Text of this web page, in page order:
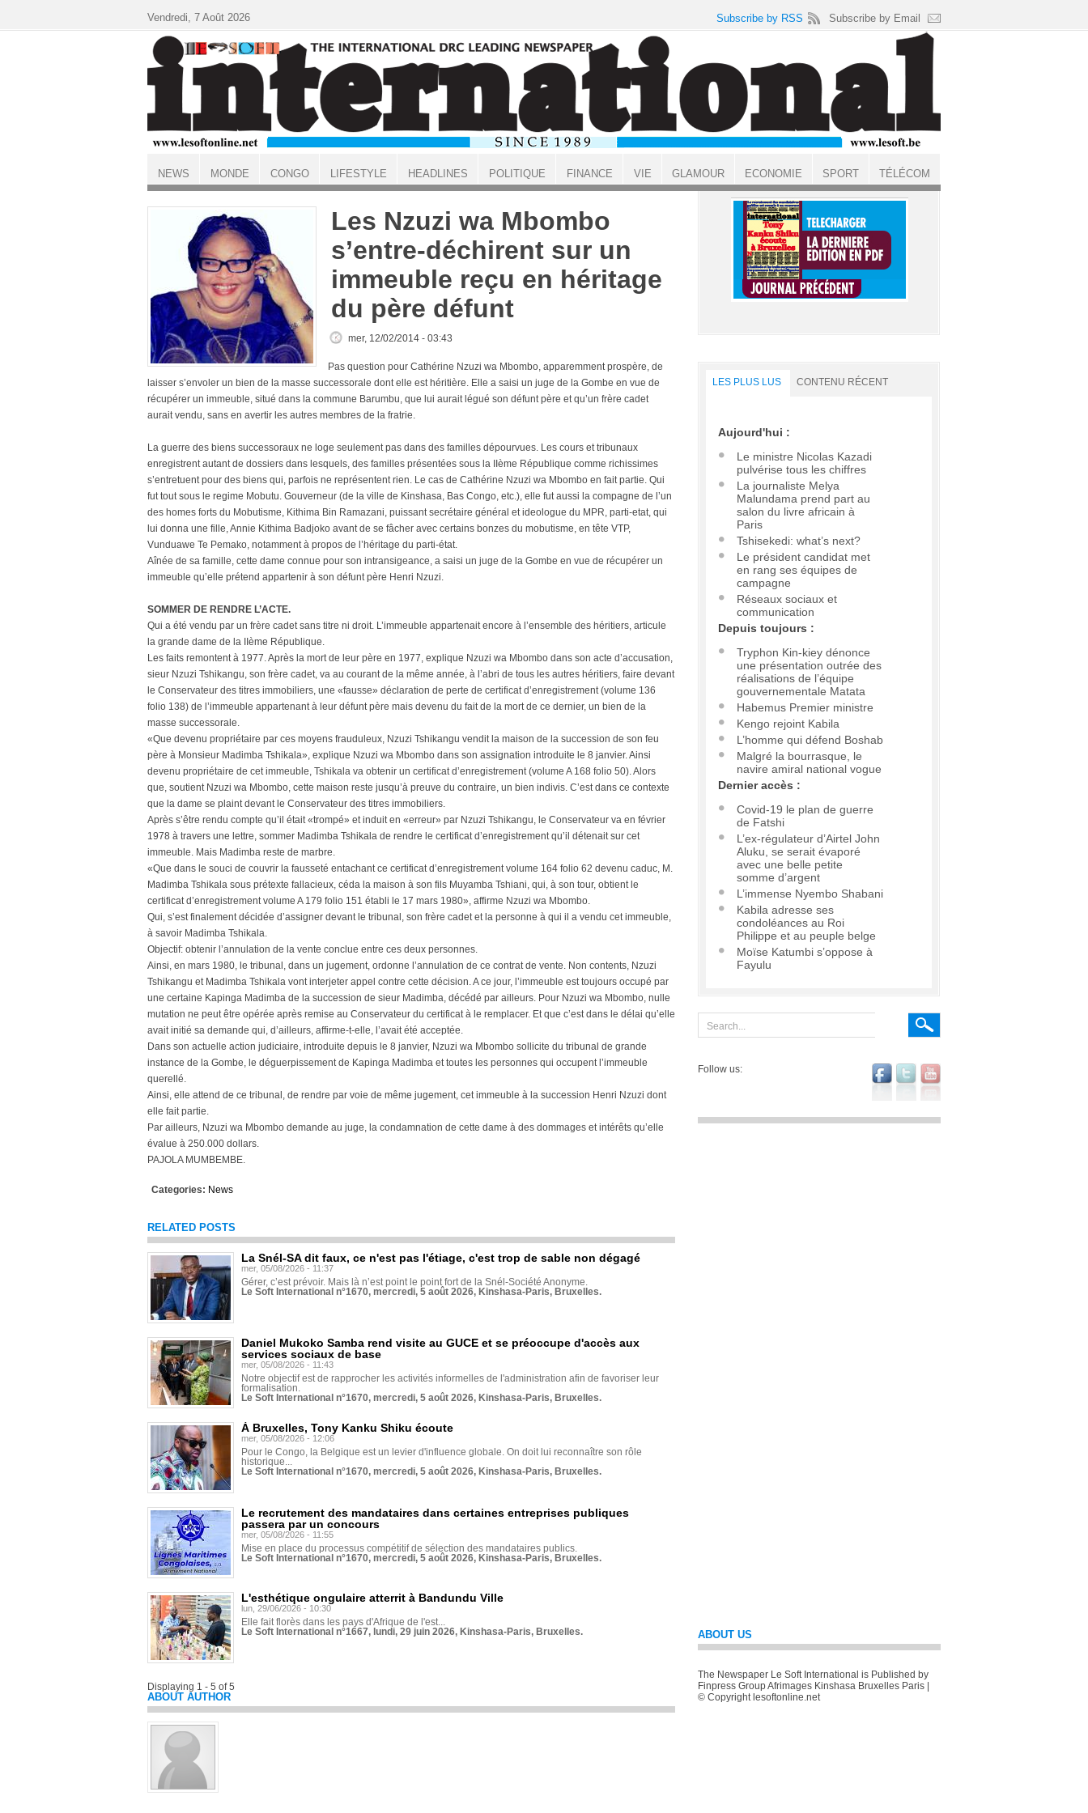
ACCUEIL
Les Nzuzi wa Mbombo
s’entre-déchirent sur un
immeuble reçu en héritage
du père défunt
mer, 12/02/2014 - 03:43
Pas question pour Cathérine Nzuzi wa Mbombo, apparemment prospère, de
laisser s’envoler un bien de la masse successorale dont elle est héritière. Elle a saisi un juge de la Gombe en vue de
récupérer un immeuble, situé dans la commune Barumbu, que lui aurait légué son défunt père et qu’un frère cadet
aurait vendu, sans en avertir les autres membres de la fratrie.
La guerre des biens successoraux ne loge seulement pas dans des familles dépourvues. Les cours et tribunaux
enregistrent autant de dossiers dans lesquels, des familles présentées sous la IIème République comme richissimes
s’entretuent pour des biens qui, parfois ne représentent rien. Le cas de Cathérine Nzuzi wa Mbombo en fait partie. Qui
fut tout sous le regime Mobutu. Gouverneur (de la ville de Kinshasa, Bas Congo, etc.), elle fut aussi la compagne de l’un
des homes forts du Mobutisme, Kithima Bin Ramazani, puissant secrétaire général et ideologue du MPR, parti-etat, qui
lui donna une fille, Annie Kithima Badjoko avant de se fâcher avec certains bonzes du mobutisme, en tête VTP,
Vunduawe Te Pemako, notamment à propos de l’héritage du parti-état.
Aînée de sa famille, cette dame connue pour son intransigeance, a saisi un juge de la Gombe en vue de récupérer un
immeuble qu’elle prétend appartenir à son défunt père Henri Nzuzi.
SOMMER DE RENDRE L’ACTE.
Qui a été vendu par un frère cadet sans titre ni droit. L’immeuble appartenait encore à l’ensemble des héritiers, articule
la grande dame de la IIème République.
Les faits remontent à 1977. Après la mort de leur père en 1977, explique Nzuzi wa Mbombo dans son acte d’accusation,
sieur Nzuzi Tshikangu, son frère cadet, va au courant de la même année, à l’abri de tous les autres héritiers, faire devant
le Conservateur des titres immobiliers, une «fausse» déclaration de perte de certificat d’enregistrement (volume 136
folio 138) de l’immeuble appartenant à leur défunt père mais devenu du fait de la mort de ce dernier, un bien de la
masse successorale.
«Que devenu propriétaire par ces moyens frauduleux, Nzuzi Tshikangu vendit la maison de la succession de son feu
père à Monsieur Madimba Tshikala», explique Nzuzi wa Mbombo dans son assignation introduite le 8 janvier. Ainsi
devenu propriétaire de cet immeuble, Tshikala va obtenir un certificat d’enregistrement (volume A 168 folio 50). Alors
que, soutient Nzuzi wa Mbombo, cette maison reste jusqu’à preuve du contraire, un bien indivis. C’est dans ce contexte
que la dame se plaint devant le Conservateur des titres immobiliers.
Après s’être rendu compte qu’il était «trompé» et induit en «erreur» par Nzuzi Tshikangu, le Conservateur va en février
1978 à travers une lettre, sommer Madimba Tshikala de rendre le certificat d’enregistrement qu’il détenait sur cet
immeuble. Mais Madimba reste de marbre.
«Que dans le souci de couvrir la fausseté entachant ce certificat d’enregistrement volume 164 folio 62 devenu caduc, M.
Madimba Tshikala sous prétexte fallacieux, céda la maison à son fils Muyamba Tshiani, qui, à son tour, obtient le
certificat d’enregistrement volume A 179 folio 151 établi le 17 mars 1980», affirme Nzuzi wa Mbombo.
Qui, s’est finalement décidée d’assigner devant le tribunal, son frère cadet et la personne à qui il a vendu cet immeuble,
à savoir Madimba Tshikala.
Objectif: obtenir l’annulation de la vente conclue entre ces deux personnes.
Ainsi, en mars 1980, le tribunal, dans un jugement, ordonne l’annulation de ce contrat de vente. Non contents, Nzuzi
Tshikangu et Madimba Tshikala vont interjeter appel contre cette décision. A ce jour, l’immeuble est toujours occupé par
une certaine Kapinga Madimba de la succession de sieur Madimba, décédé par ailleurs. Pour Nzuzi wa Mbombo, nulle
mutation ne peut être opérée après remise au Conservateur du certificat à le remplacer. Et que c’est dans le délai qu’elle
avait initié sa demande qui, d’ailleurs, affirme-t-elle, l’avait été acceptée.
Dans son actuelle action judiciaire, introduite depuis le 8 janvier, Nzuzi wa Mbombo sollicite du tribunal de grande
instance de la Gombe, le déguerpissement de Kapinga Madimba et toutes les personnes qui occupent l’immeuble
querellé.
Ainsi, elle attend de ce tribunal, de rendre par voie de même jugement, cet immeuble à la succession Henri Nzuzi dont
elle fait partie.
Par ailleurs, Nzuzi wa Mbombo demande au juge, la condamnation de cette dame à des dommages et intérêts qu’elle
évalue à 250.000 dollars.
PAJOLA MUMBEMBE.
Categories: News
RELATED POSTS
La Snél-SA dit faux, ce n'est pas l'étiage, c'est trop de sable non dégagé
mer, 05/08/2026 - 11:37
Gérer, c’est prévoir. Mais là n’est point le point fort de la Snél-Société Anonyme.
Le Soft International n°1670, mercredi, 5 août 2026, Kinshasa-Paris, Bruxelles.
Daniel Mukoko Samba rend visite au GUCE et se préoccupe d'accès aux
services sociaux de base
mer, 05/08/2026 - 11:43
Notre objectif est de rapprocher les activités informelles de l'administration afin de favoriser leur
formalisation.
Le Soft International n°1670, mercredi, 5 août 2026, Kinshasa-Paris, Bruxelles.
À Bruxelles, Tony Kanku Shiku écoute
mer, 05/08/2026 - 12:06
Pour le Congo, la Belgique est un levier d'influence globale. On doit lui reconnaître son rôle
historique...
Le Soft International n°1670, mercredi, 5 août 2026, Kinshasa-Paris, Bruxelles.
Le recrutement des mandataires dans certaines entreprises publiques
passera par un concours
mer, 05/08/2026 - 11:55
Mise en place du processus compétitif de sélection des mandataires publics.
Le Soft International n°1670, mercredi, 5 août 2026, Kinshasa-Paris, Bruxelles.
L'esthétique ongulaire atterrit à Bandundu Ville
lun, 29/06/2026 - 10:30
Elle fait florès dans les pays d'Afrique de l'est...
Le Soft International n°1667, lundi, 29 juin 2026, Kinshasa-Paris, Bruxelles.
Displaying 1 - 5 of 5
ABOUT AUTHOR
LES PLUS LUS CONTENU RÉCENT
Aujourd'hui :
Le ministre Nicolas Kazadi
pulvérise tous les chiffres
La journaliste Melya
Malundama prend part au
salon du livre africain à
Paris
Tshisekedi: what’s next?
Le président candidat met
en rang ses équipes de
campagne
Réseaux sociaux et
communication
Depuis toujours :
Tryphon Kin-kiey dénonce
une présentation outrée des
réalisations de l’équipe
gouvernementale Matata
Habemus Premier ministre
Kengo rejoint Kabila
L’homme qui défend Boshab
Malgré la bourrasque, le
navire amiral national vogue
Dernier accès :
Covid-19 le plan de guerre
de Fatshi
L’ex-régulateur d’Airtel John
Aluku, se serait évaporé
avec une belle petite
somme d’argent
L’immense Nyembo Shabani
Kabila adresse ses
condoléances au Roi
Philippe et au peuple belge
Moïse Katumbi s’oppose à
Fayulu
Follow us:
ABOUT US
The Newspaper Le Soft International is Published by
Finpress Group Afrimages Kinshasa Bruxelles Paris |
© Copyright lesoftonline.net
Vendredi, 7 Août 2026 Subscribe by RSS Subscribe by Email
NEWS MONDE CONGO LIFESTYLE HEADLINES POLITIQUE FINANCE VIE GLAMOUR ECONOMIE SPORT TÉLÉCOM